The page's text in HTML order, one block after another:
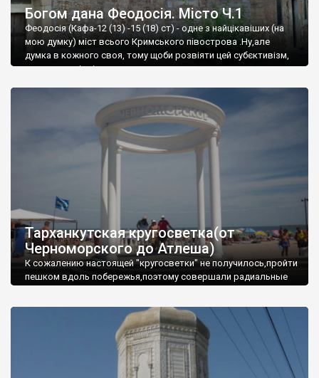
Богом дана Феодосія. Місто Ч.1
Феодосія (Кафа-12 (13) -15 (18) ст) - одне з найцікавіших (на
мою думку) міст всього Кримського півострова .Ну,але
думка в кожного своя, тому щоби розвіяти цей субєктивізм,
запрошую відвідати це
Тарханкутская кругосветка(от
Черноморского до Атлеша)
К сожалению настоящей "кругосветки" не получилось,пройти
пешком вдоль побережья,поэтому совершали радиальные